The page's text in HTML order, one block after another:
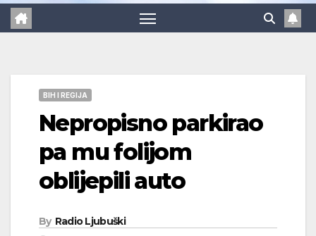
BIH I REGIJA
Nepropisno parkirao
pa mu folijom
oblijepili auto
By Radio Ljubuški